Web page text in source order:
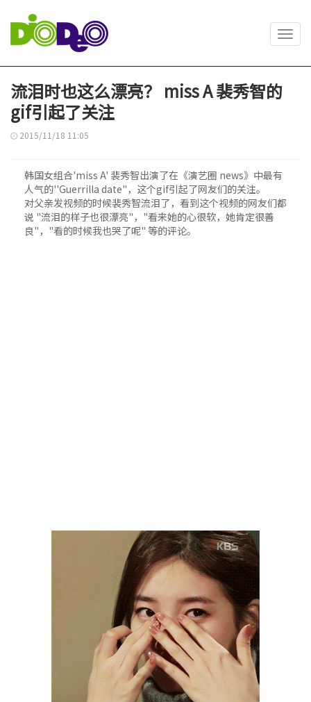
流泪时也这么漂亮？ miss A 裴秀智的
gif引起了关注
2015/11/18 11:05
韩国女组合'miss A' 裴秀智出演了在《演艺圈 news》中最有
人气的''Guerrilla date"，这个gif引起了网友们的关注。
对父亲发视频的时候裴秀智流泪了，看到这个视频的网友们都
说 "流泪的样子也很漂亮"，"看来她的心很软，她肯定很善
良"，"看的时候我也哭了呢" 等的评论。